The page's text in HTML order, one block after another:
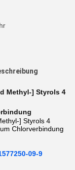
Methyl-] Styrols 4
] Styrols 4
Chlorverbindung
09-9